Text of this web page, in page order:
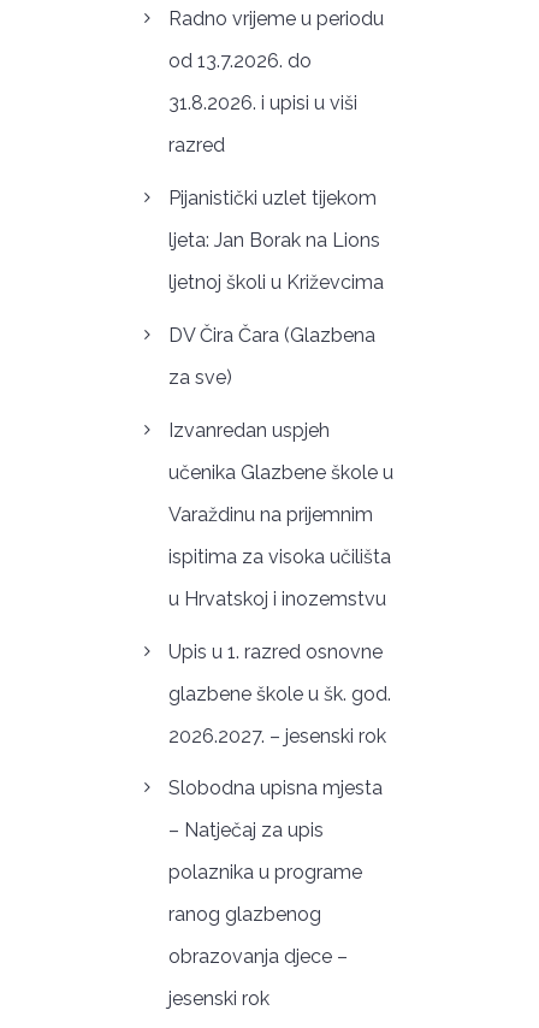
Radno vrijeme u periodu
od 13.7.2026. do
31.8.2026. i upisi u viši
razred
Pijanistički uzlet tijekom
ljeta: Jan Borak na Lions
ljetnoj školi u Križevcima
DV Čira Čara (Glazbena
za sve)
Izvanredan uspjeh
učenika Glazbene škole u
Varaždinu na prijemnim
ispitima za visoka učilišta
u Hrvatskoj i inozemstvu
Upis u 1. razred osnovne
glazbene škole u šk. god.
2026.2027. – jesenski rok
Slobodna upisna mjesta
– Natječaj za upis
polaznika u programe
ranog glazbenog
obrazovanja djece –
jesenski rok